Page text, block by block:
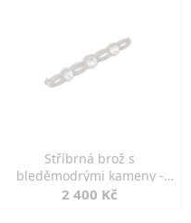
Stříbrná brož s
bleděmodrými kameny -
jemná elegance
2 400 Kč